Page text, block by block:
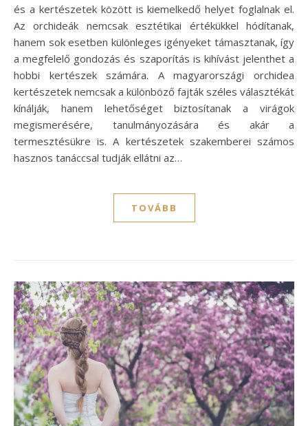
és a kertészetek között is kiemelkedő helyet foglalnak el.
Az orchideák nemcsak esztétikai értékükkel hódítanak,
hanem sok esetben különleges igényeket támasztanak, így
a megfelelő gondozás és szaporítás is kihívást jelenthet a
hobbi kertészek számára. A magyarországi orchidea
kertészetek nemcsak a különböző fajták széles választékát
kínálják, hanem lehetőséget biztosítanak a virágok
megismerésére, tanulmányozására és akár a
termesztésükre is. A kertészetek szakemberei számos
hasznos tanáccsal tudják ellátni az…
TOVÁBB